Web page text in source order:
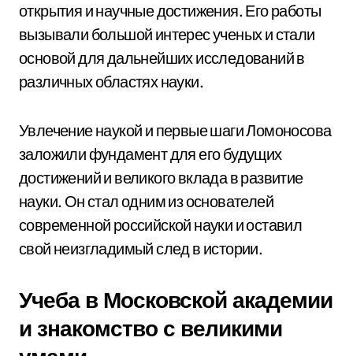
открытия и научные достижения. Его работы
вызывали большой интерес ученых и стали
основой для дальнейших исследований в
различных областях науки.
Увлечение наукой и первые шаги Ломоносова
заложили фундамент для его будущих
достижений и великого вклада в развитие
науки. Он стал одним из основателей
современной российской науки и оставил
свой неизгладимый след в истории.
Учеба в Московской академии
и знакомство с великими